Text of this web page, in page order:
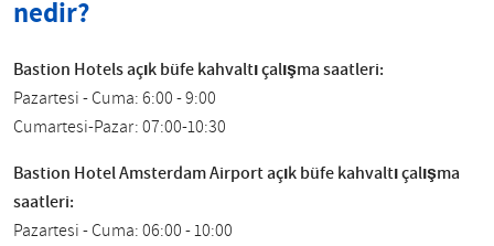
nedir?
Bastion Hotels açık büfe kahvaltı çalışma saatleri:
Pazartesi - Cuma: 6:00 - 9:00
Cumartesi-Pazar: 07:00-10:30
Bastion Hotel Amsterdam Airport açık büfe kahvaltı çalışma
saatleri:
Pazartesi - Cuma: 06:00 - 10:00